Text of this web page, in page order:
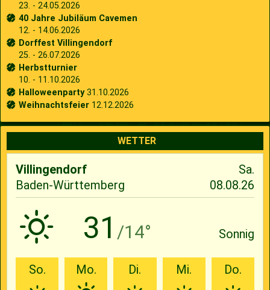
23. - 24.05.2026
40 Jahre Jubiläum Cavemen
12. - 14.06.2026
Dorffest Villingendorf
25. - 26.07.2026
Herbstturnier
10. - 11.10.2026
Halloweenparty31.10.2026
Weihnachtsfeier 12.12.2026
WETTER